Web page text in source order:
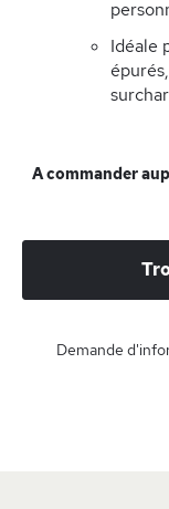
Idéale
A commander
Demande